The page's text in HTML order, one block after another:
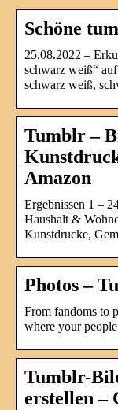
Schöne
25.08.2022 –
schwarz weiß“
schwarz weiß,
Tumblr –
Amazon
Ergebnissen 1 –
Haushalt &
Kunstdrucke,
Photos –
From fandoms to
where your people
Tumblr-
erstellen –